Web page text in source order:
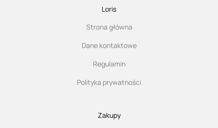
Loris
Strona główna
Dane kontaktowe
Regulamin
Polityka prywatności
Zakupy